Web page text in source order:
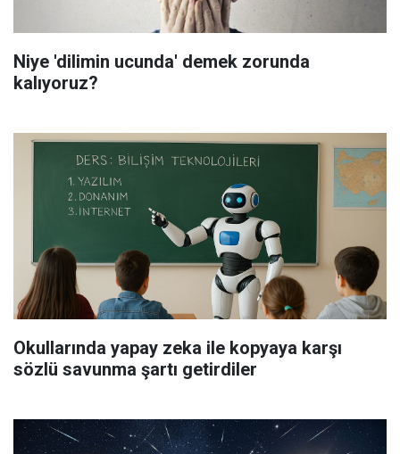
Niye 'dilimin ucunda' demek zorunda
kalıyoruz?
Okullarında yapay zeka ile kopyaya karşı
sözlü savunma şartı getirdiler